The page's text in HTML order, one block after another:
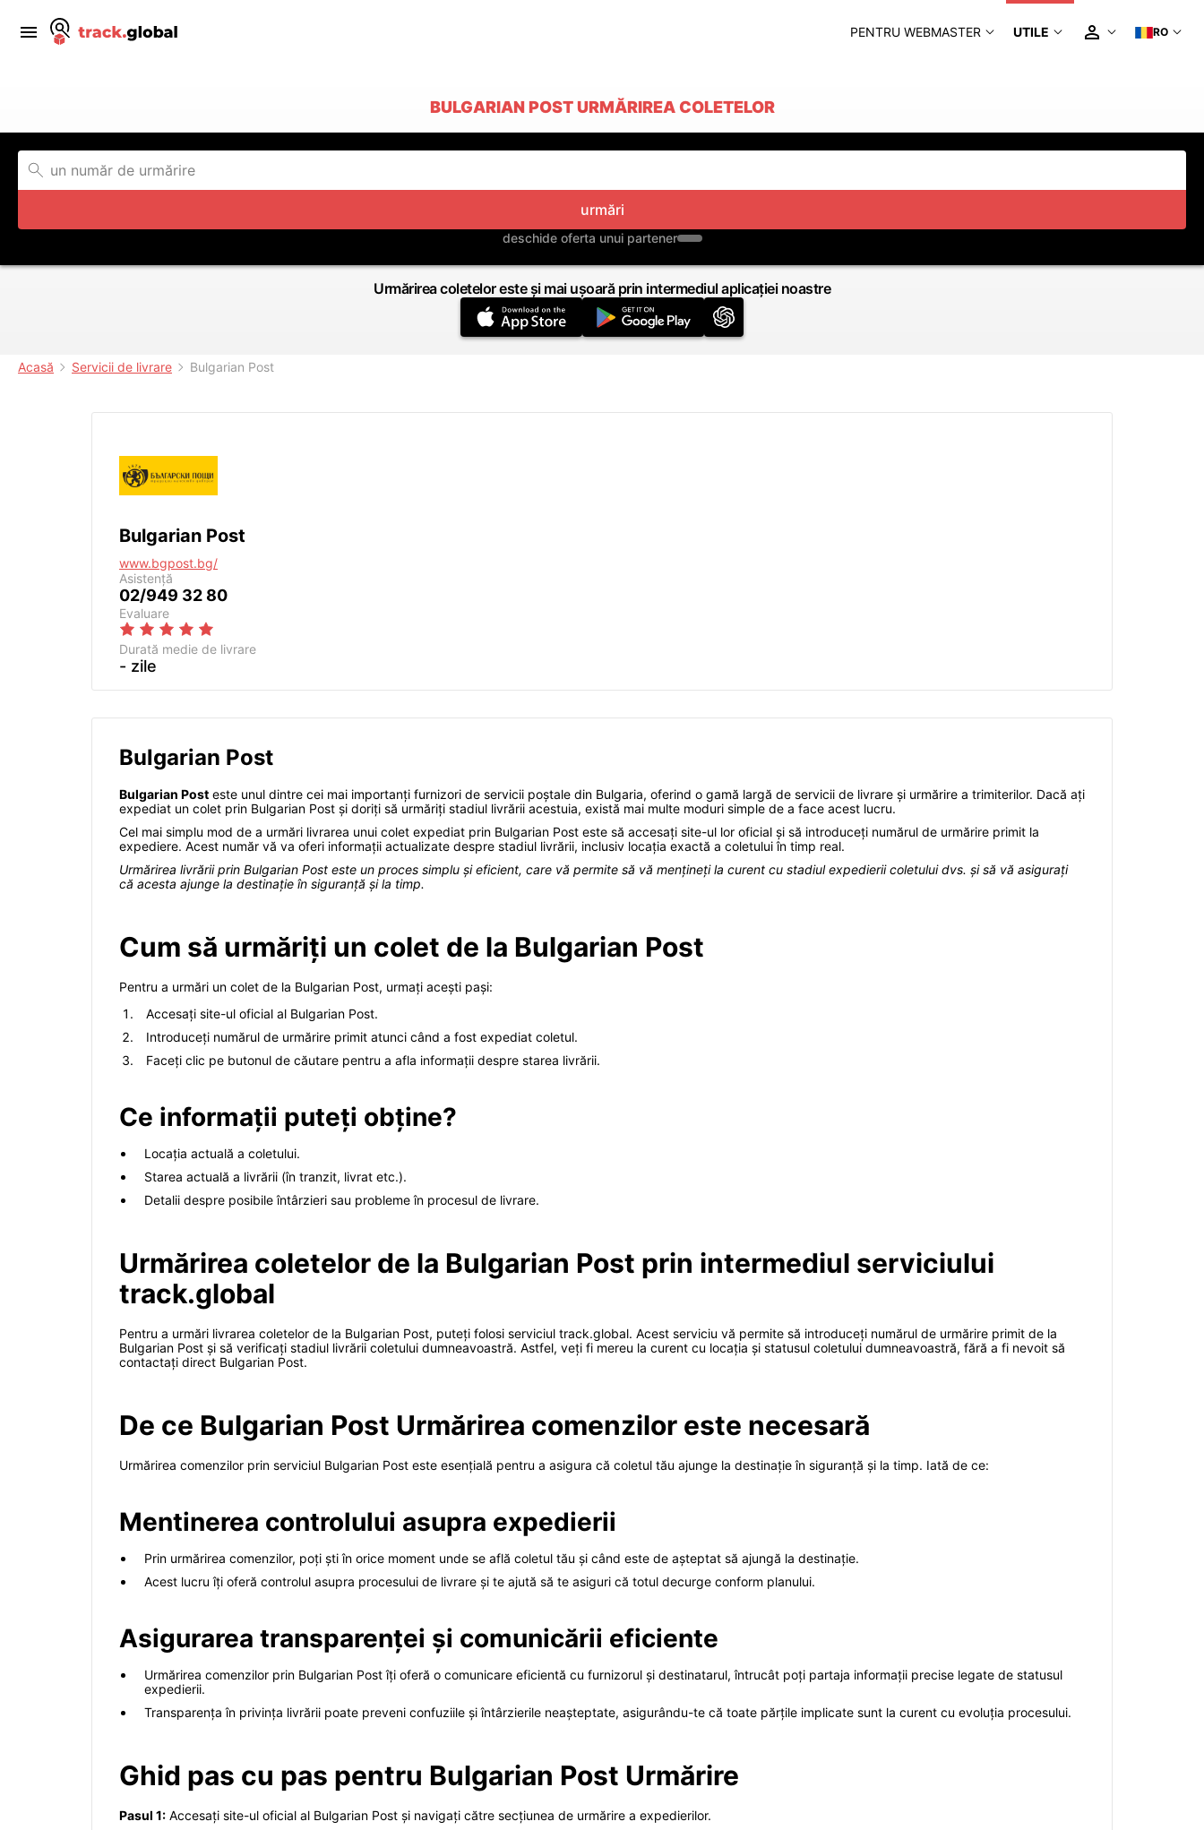
PENTRU WEBMASTER UTILE RO
BULGARIAN POST URMĂRIREA COLETELOR
urmări
deschide oferta unui partener
Urmărirea coletelor este și mai ușoară prin intermediul aplicației noastre
Acasă Servicii de livrare Bulgarian Post
Bulgarian Post
www.bgpost.bg/
Asistență
02/949 32 80
Evaluare
Durată medie de livrare
- zile
Bulgarian Post
Bulgarian Post este unul dintre cei mai importanți furnizori de servicii poștale din Bulgaria, oferind o gamă largă de servicii de livrare și urmărire a trimiterilor. Dacă ați
expediat un colet prin Bulgarian Post și doriți să urmăriți stadiul livrării acestuia, există mai multe moduri simple de a face acest lucru.
Cel mai simplu mod de a urmări livrarea unui colet expediat prin Bulgarian Post este să accesați site-ul lor oficial și să introduceți numărul de urmărire primit la
expediere. Acest număr vă va oferi informații actualizate despre stadiul livrării, inclusiv locația exactă a coletului în timp real.
Urmărirea livrării prin Bulgarian Post este un proces simplu și eficient, care vă permite să vă mențineți la curent cu stadiul expedierii coletului dvs. și să vă asigurați
că acesta ajunge la destinație în siguranță și la timp.
Cum să urmăriți un colet de la Bulgarian Post
Pentru a urmări un colet de la Bulgarian Post, urmați acești pași:
Accesați site-ul oficial al Bulgarian Post.
Introduceți numărul de urmărire primit atunci când a fost expediat coletul.
Faceți clic pe butonul de căutare pentru a afla informații despre starea livrării.
Ce informații puteți obține?
Locația actuală a coletului.
Starea actuală a livrării (în tranzit, livrat etc.).
Detalii despre posibile întârzieri sau probleme în procesul de livrare.
Urmărirea coletelor de la Bulgarian Post prin intermediul serviciului
track.global
Pentru a urmări livrarea coletelor de la Bulgarian Post, puteți folosi serviciul track.global. Acest serviciu vă permite să introduceți numărul de urmărire primit de la
Bulgarian Post și să verificați stadiul livrării coletului dumneavoastră. Astfel, veți fi mereu la curent cu locația și statusul coletului dumneavoastră, fără a fi nevoit să
contactați direct Bulgarian Post.
De ce Bulgarian Post Urmărirea comenzilor este necesară
Urmărirea comenzilor prin serviciul Bulgarian Post este esențială pentru a asigura că coletul tău ajunge la destinație în siguranță și la timp. Iată de ce:
Mentinerea controlului asupra expedierii
Prin urmărirea comenzilor, poți ști în orice moment unde se află coletul tău și când este de așteptat să ajungă la destinație.
Acest lucru îți oferă controlul asupra procesului de livrare și te ajută să te asiguri că totul decurge conform planului.
Asigurarea transparenței și comunicării eficiente
Urmărirea comenzilor prin Bulgarian Post îți oferă o comunicare eficientă cu furnizorul și destinatarul, întrucât poți partaja informații precise legate de statusul
expedierii.
Transparența în privința livrării poate preveni confuziile și întârzierile neașteptate, asigurându-te că toate părțile implicate sunt la curent cu evoluția procesului.
Ghid pas cu pas pentru Bulgarian Post Urmărire
Pasul 1: Accesați site-ul oficial al Bulgarian Post și navigați către secțiunea de urmărire a expedierilor.